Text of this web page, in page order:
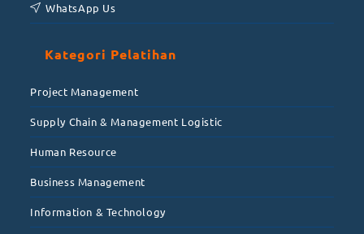
WhatsApp Us
Kategori Pelatihan
Project Management
Supply Chain & Management Logistic
Human Resource
Business Management
Information & Technology